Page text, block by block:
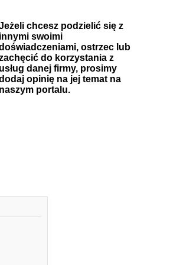
chcesz podzielić się z
innymi swoimi
ostrzec lub
do korzystania z
usług danej firmy, prosimy
opinię na jej temat na
naszym portalu.